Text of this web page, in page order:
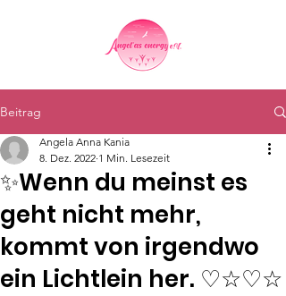
Beitrag
✨️Wenn du meinst es
geht nicht mehr,
kommt von irgendwo
ein Lichtlein her. ♡☆♡☆
Angela Anna Kania
8. Dez. 2022 1 Min. Lesezeit